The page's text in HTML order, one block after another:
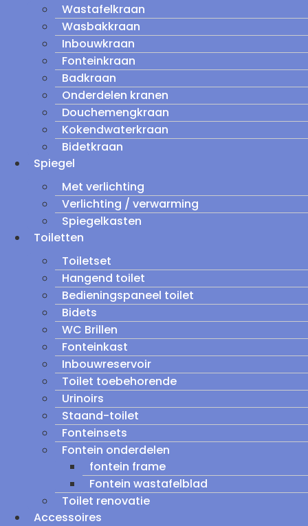
Wastafelkraan
Wasbakkraan
Inbouwkraan
Fonteinkraan
Badkraan
Onderdelen kranen
Douchemengkraan
Kokendwaterkraan
Bidetkraan
Spiegel
Met verlichting
Verlichting / verwarming
Spiegelkasten
Toiletten
Toiletset
Hangend toilet
Bedieningspaneel toilet
Bidets
WC Brillen
Fonteinkast
Inbouwreservoir
Toilet toebehorende
Urinoirs
Staand-toilet
Fonteinsets
Fontein onderdelen
fontein frame
Fontein wastafelblad
Toilet renovatie
Accessoires